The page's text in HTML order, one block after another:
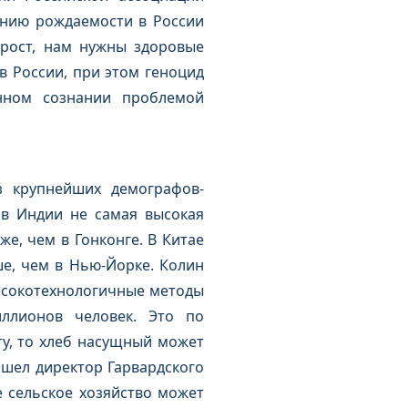
рождаемости в России
нам нужны здоровые
России, при этом геноцид
сознании проблемой
демографов-
Индии не самая высокая
чем в Гонконге. В Китае
чем в Нью-Йорке. Колин
методы
человек. Это по
то хлеб насущный может
директор Гарвардского
хозяйство может